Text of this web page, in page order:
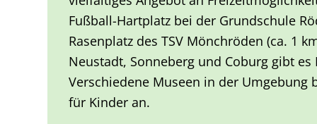
Fußball-Hartplatz bei der Grundschule
Rasenplatz des TSV Mönchröden (ca. 1
Neustadt, Sonneberg und Coburg gibt
Verschiedene Museen in der Umgebung
für Kinder an.